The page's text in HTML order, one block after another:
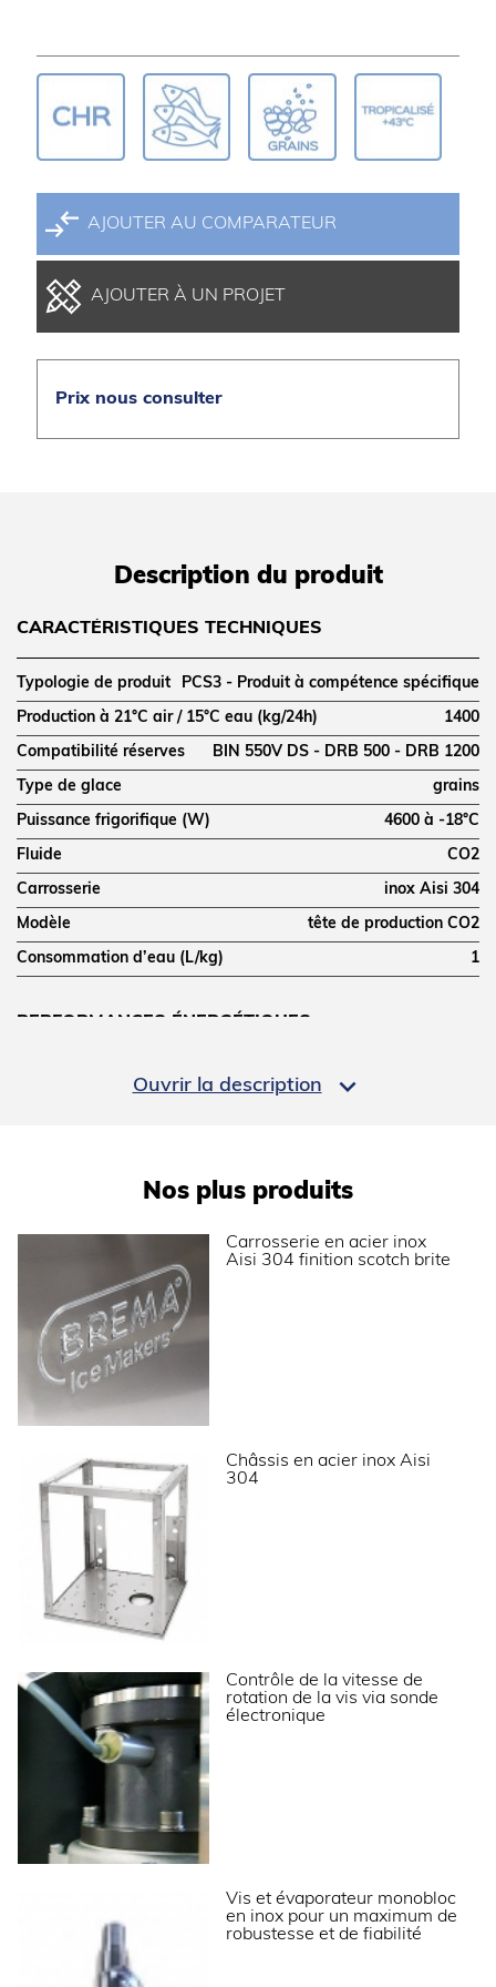
AJOUTER AU COMPARATEUR
AJOUTER À UN PROJET
Prix nous consulter
Ouvrir la description 
Description du produit
CARACTÉRISTIQUES TECHNIQUES
Typologie de produit PCS3 - Produit à compétence spécifique
Production à 21°C air / 15°C eau (kg/24h) 1400
Compatibilité réserves BIN 550V DS - DRB 500 - DRB 1200
Type de glace grains
Puissance frigorifique (W) 4600 à -18°C
Fluide CO2
Carrosserie inox Aisi 304
Modèle tête de production CO2
Consommation d’eau (L/kg) 1
PERFORMANCES ÉNERGÉTIQUES
Classe climatique
Type d'installation
DIMENSIONS ET POIDS
Profondeur (mm)
Largeur (mm)
Hauteur (mm)
Dimensions extérieures (LxPxH) (mm) 765x600x695
ALIMENTATION
Puissance électrique raccordée (W)
Tension (V)
Température d’eau (°C) +3°C à +32°C
Qualité de l'eau 12 à 20° TH
Pression de l’eau (min./max.)
LOGISTIQUE
Dimensions emballage (LxPxH) (mm)
122
Informations complémentaires
Nos plus produits
Carrosserie en acier inox
Aisi 304 finition scotch brite
Châssis en acier inox Aisi
304
Contrôle de la vitesse de
rotation de la vis via sonde
électronique
Vis et évaporateur monobloc
en inox pour un maximum de
robustesse et de fiabilité